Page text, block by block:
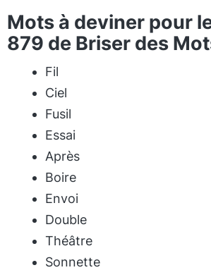
Mots à deviner pour
879 de Briser des
Fil
Ciel
Fusil
Essai
Après
Boire
Envoi
Double
Théâtre
Sonnette